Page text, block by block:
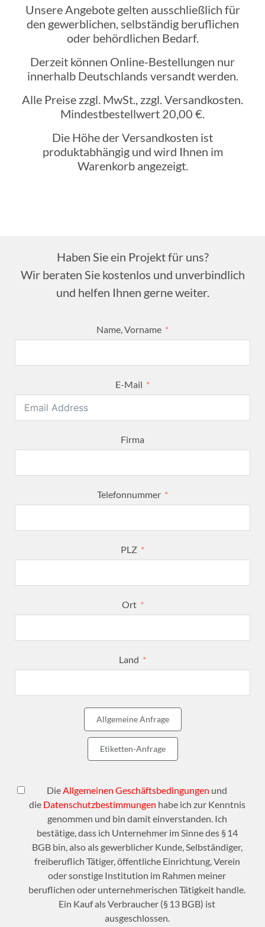
Unsere Angebote gelten ausschließlich für
den gewerblichen, selbständig beruflichen
oder behördlichen Bedarf.
Derzeit können Online-Bestellungen nur
innerhalb Deutschlands versandt werden.
Alle Preise zzgl. MwSt., zzgl. Versandkosten.
Mindestbestellwert 20,00 €.
Die Höhe der Versandkosten ist
produktabhängig und wird Ihnen im
Warenkorb angezeigt.
Haben Sie ein Projekt für uns?
Wir beraten Sie kostenlos und unverbindlich
und helfen Ihnen gerne weiter.
Name, Vorname
E-Mail
Firma
Telefonnummer
PLZ
Ort
Land
Allgemeine Anfrage
Etiketten-Anfrage
Die Allgemeinen Geschäftsbedingungen und
die Datenschutzbestimmungen habe ich zur Kenntnis
genommen und bin damit einverstanden. Ich
bestätige, dass ich Unternehmer im Sinne des § 14
BGB bin, also als gewerblicher Kunde, Selbständiger,
freiberuflich Tätiger, öffentliche Einrichtung, Verein
oder sonstige Institution im Rahmen meiner
beruflichen oder unternehmerischen Tätigkeit handle.
Ein Kauf als Verbraucher (§ 13 BGB) ist
ausgeschlossen.